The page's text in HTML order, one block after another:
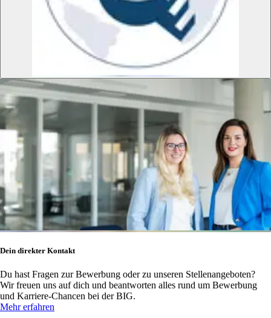
Dein direkter Kontakt
Du hast Fragen zur Bewerbung oder zu unseren Stellenangeboten?
Wir freuen uns auf dich und beantworten alles rund um Bewerbung
und Karriere-Chancen bei der BIG.
Mehr erfahren